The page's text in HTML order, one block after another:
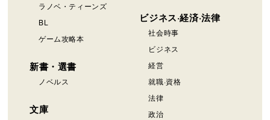
ラノベ・ティーンズ
BL
ゲーム攻略本
新書・選書
ノベルス
文庫
ビジネス·経済·法律
社会時事
ビジネス
経営
就職·資格
法律
政治